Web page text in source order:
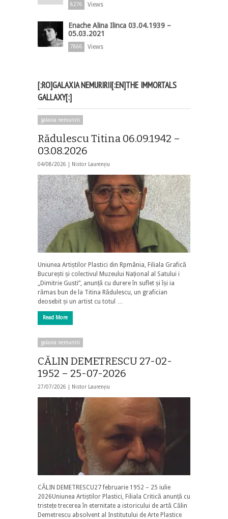
8276 Views
Enache Alina Ilinca 03.04.1939 –
05.03.2021
7866 Views
[:RO]GALAXIA NEMURIRII[:EN]THE IMMORTALS
GALLAXY[:]
galaxia nemuririi
Rădulescu Titina 06.09.1942 –
03.08.2026
04/08/2026 | Nistor Laurențiu
Uniunea Artiștilor Plastici din Rpmânia, Filiala Grafică
București și colectivul Muzeului Național al Satului i
„Dimitrie Gusti”, anunță cu durere în suflet și își ia
rămas bun de la Titina Rădulescu, un grafician
deosebit și un artist cu totul …
Read More
galaxia nemuririi
CĂLIN DEMETRESCU 27-02-
1952 – 25-07-2026
27/07/2026 | Nistor Laurențiu
CĂLIN DEMETRESCU27 februarie 1952 – 25 iulie
2026Uniunea Artiștilor Plastici, Filiala Critică anunță cu
tristețe trecerea în eternitate a istoricului de artă Călin
Demetrescu absolvent al Institutului de Arte Plastice